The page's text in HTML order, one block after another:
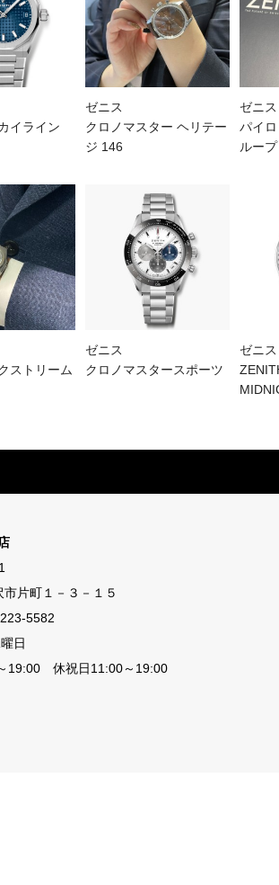
イライン
ゼニス
クロノマスター ヘリテー
ジ 146
ゼニス
パイ
ルー
ストリーム
ゼニス
クロノマスタースポーツ
ゼニス
片町１－３－１５
5582
日
19:00 休祝日11:00～19:00